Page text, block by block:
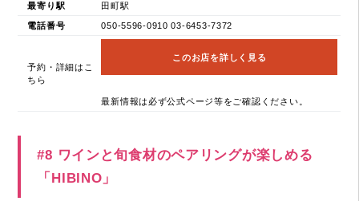
最寄り駅 田町駅
電話番号 050-5596-0910 03-6453-7372
予約・詳細はこ
ちら
このお店を詳しく見る
最新情報は必ず公式ページ等をご確認ください。
#8 ワインと旬食材のペアリングが楽しめる
「HIBINO」